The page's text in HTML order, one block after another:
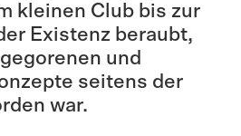
kleinen Club bis zur
Existenz beraubt,
und
seitens der
war.